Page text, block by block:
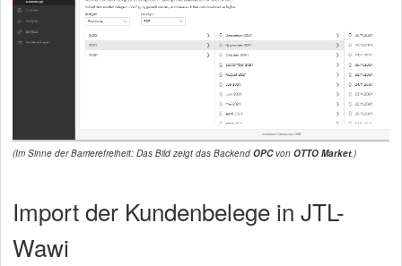
(Im Sinne der Barrierefreiheit: Das Bild zeigt das Backend OPCvon OTTO Market.)
Import der Kundenbelege in JTL-
Wawi